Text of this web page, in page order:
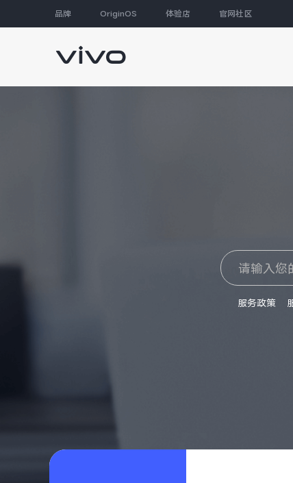
品牌 OriginOS 体验店 官网社区
服务政策